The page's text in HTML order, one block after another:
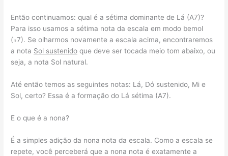
Então continuamos: qual é a sétima dominante de Lá (A7)?
Para isso usamos a sétima nota da escala em modo bemol
(♭7). Se olharmos novamente a escala acima, encontraremos
a nota Sol sustenido que deve ser tocada meio tom abaixo, ou
seja, a nota Sol natural.
Até então temos as seguintes notas: Lá, Dó sustenido, Mi e
Sol, certo? Essa é a formação do Lá sétima (A7).
E o que é a nona?
É a simples adição da nona nota da escala. Como a escala se
repete, você perceberá que a nona nota é exatamente a